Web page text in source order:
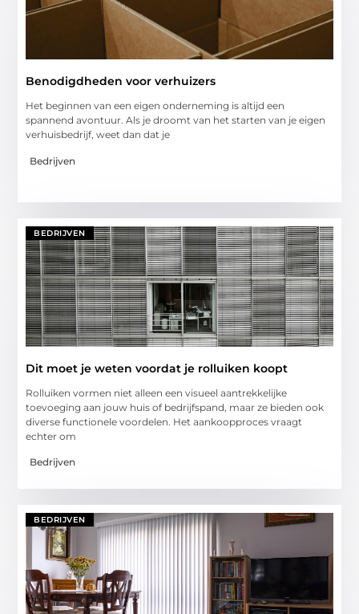
Benodigdheden voor verhuizers
Het beginnen van een eigen onderneming is altijd een
spannend avontuur. Als je droomt van het starten van je eigen
verhuisbedrijf, weet dan dat je
Bedrijven
BEDRIJVEN
Dit moet je weten voordat je rolluiken koopt
Rolluiken vormen niet alleen een visueel aantrekkelijke
toevoeging aan jouw huis of bedrijfspand, maar ze bieden ook
diverse functionele voordelen. Het aankoopproces vraagt
echter om
Bedrijven
BEDRIJVEN